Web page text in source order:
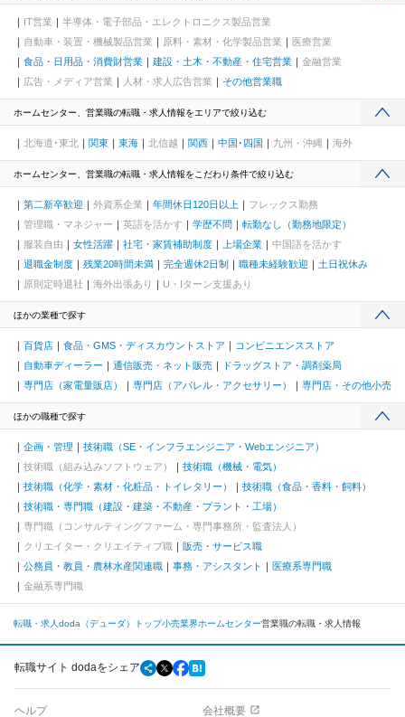
IT営業
半導体・電子部品・エレクトロニクス製品営業
自動車・装置・機械製品営業
原料・素材・化学製品営業
医療営業
食品・日用品・消費財営業
建設・土木・不動産・住宅営業
金融営業
広告・メディア営業
人材・求人広告営業 その他営業職
ホームセンター、営業職の転職・求人情報をエリアで絞り込む
北海道･東北 関東 東海 北信越 関西 中国･四国 九州・沖縄 海外
ホームセンター、営業職の転職・求人情報をこだわり条件で絞り込む
第二新卒歓迎 外資系企業 年間休日120日以上
フレックス勤務
管理職・マネジャー
英語を活かす 学歴不問
転勤なし（勤務地限定）
服装自由
女性活躍 社宅・家賃補助制度 上場企業
中国語を活かす
退職金制度
残業20時間未満 完全週休2日制 職種未経験歓迎
土日祝休み
原則定時退社
海外出張あり U・Iターン支援あり
ほかの業種で探す
百貨店 食品・GMS・ディスカウントストア
コンビニエンスストア
自動車ディーラー
通信販売・ネット販売
ドラッグストア・調剤薬局
専門店（家電量販店）
専門店（アパレル・アクセサリー） 専門店・その他小売
ほかの職種で探す
企画・管理
技術職（SE・インフラエンジニア・Webエンジニア）
技術職（組み込みソフトウェア）
技術職（機械・電気）
技術職（化学・素材・化粧品・トイレタリー）
技術職（食品・香料・飼料）
技術職・専門職（建設・建築・不動産・プラント・工場）
専門職（コンサルティングファーム・専門事務所・監査法人）
クリエイター・クリエイティブ職
販売・サービス職
公務員・教員・農林水産関連職
事務・アシスタント
医療系専門職
金融系専門職
転職・求人doda（デューダ）トップ小売業界ホームセンター営業職の転職・求人情報
転職サイト dodaをシェア
ヘルプ 会社概要